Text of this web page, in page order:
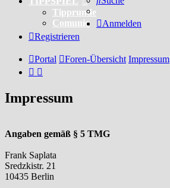
Tipprunde
Comunio
Anmelden
Registrieren
Portal Foren-Übersicht Impressum
Impressum
Angaben gemäß § 5 TMG
Frank Saplata
Sredzkistr. 21
10435 Berlin